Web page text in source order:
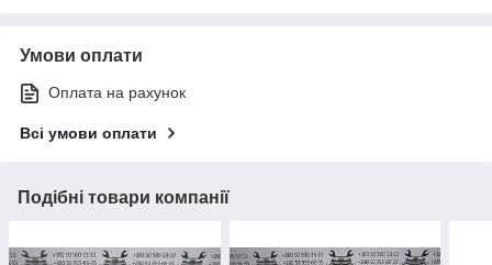
Умови оплати
Оплата на рахунок
Всі умови оплати
Подібні товари компанії